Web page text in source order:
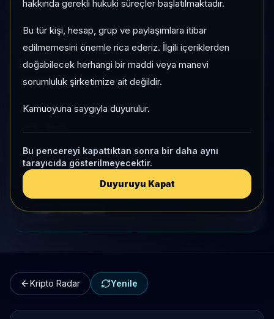
hakkında gerekli hukuki süreçler başlatılmaktadır.
Bu tür kişi, hesap, grup ve paylaşımlara itibar
edilmemesini önemle rica ederiz. İlgili içeriklerden
doğabilecek herhangi bir maddi veya manevi
sorumluluk şirketimize ait değildir.
Kamuoyuna saygıyla duyurulur.
Bu pencereyi kapattıktan sonra bir daha aynı
tarayıcıda gösterilmeyecektir.
Duyuruyu Kapat
#459
Global market cap sıralaması
Kripto Karşılaştırma
Kategori Benchmark
Kripto Radar Yenile